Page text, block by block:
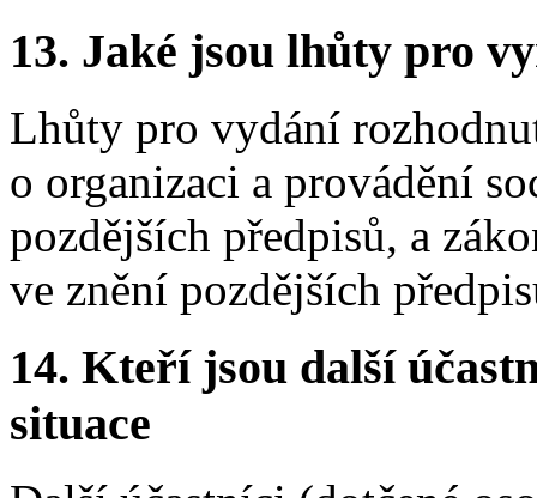
13. Jaké jsou lhůty pro
Lhůty pro vydání
o organizaci a provádění
pozdějších předpisů, a
ve znění pozdějších
14. Kteří jsou další
situace